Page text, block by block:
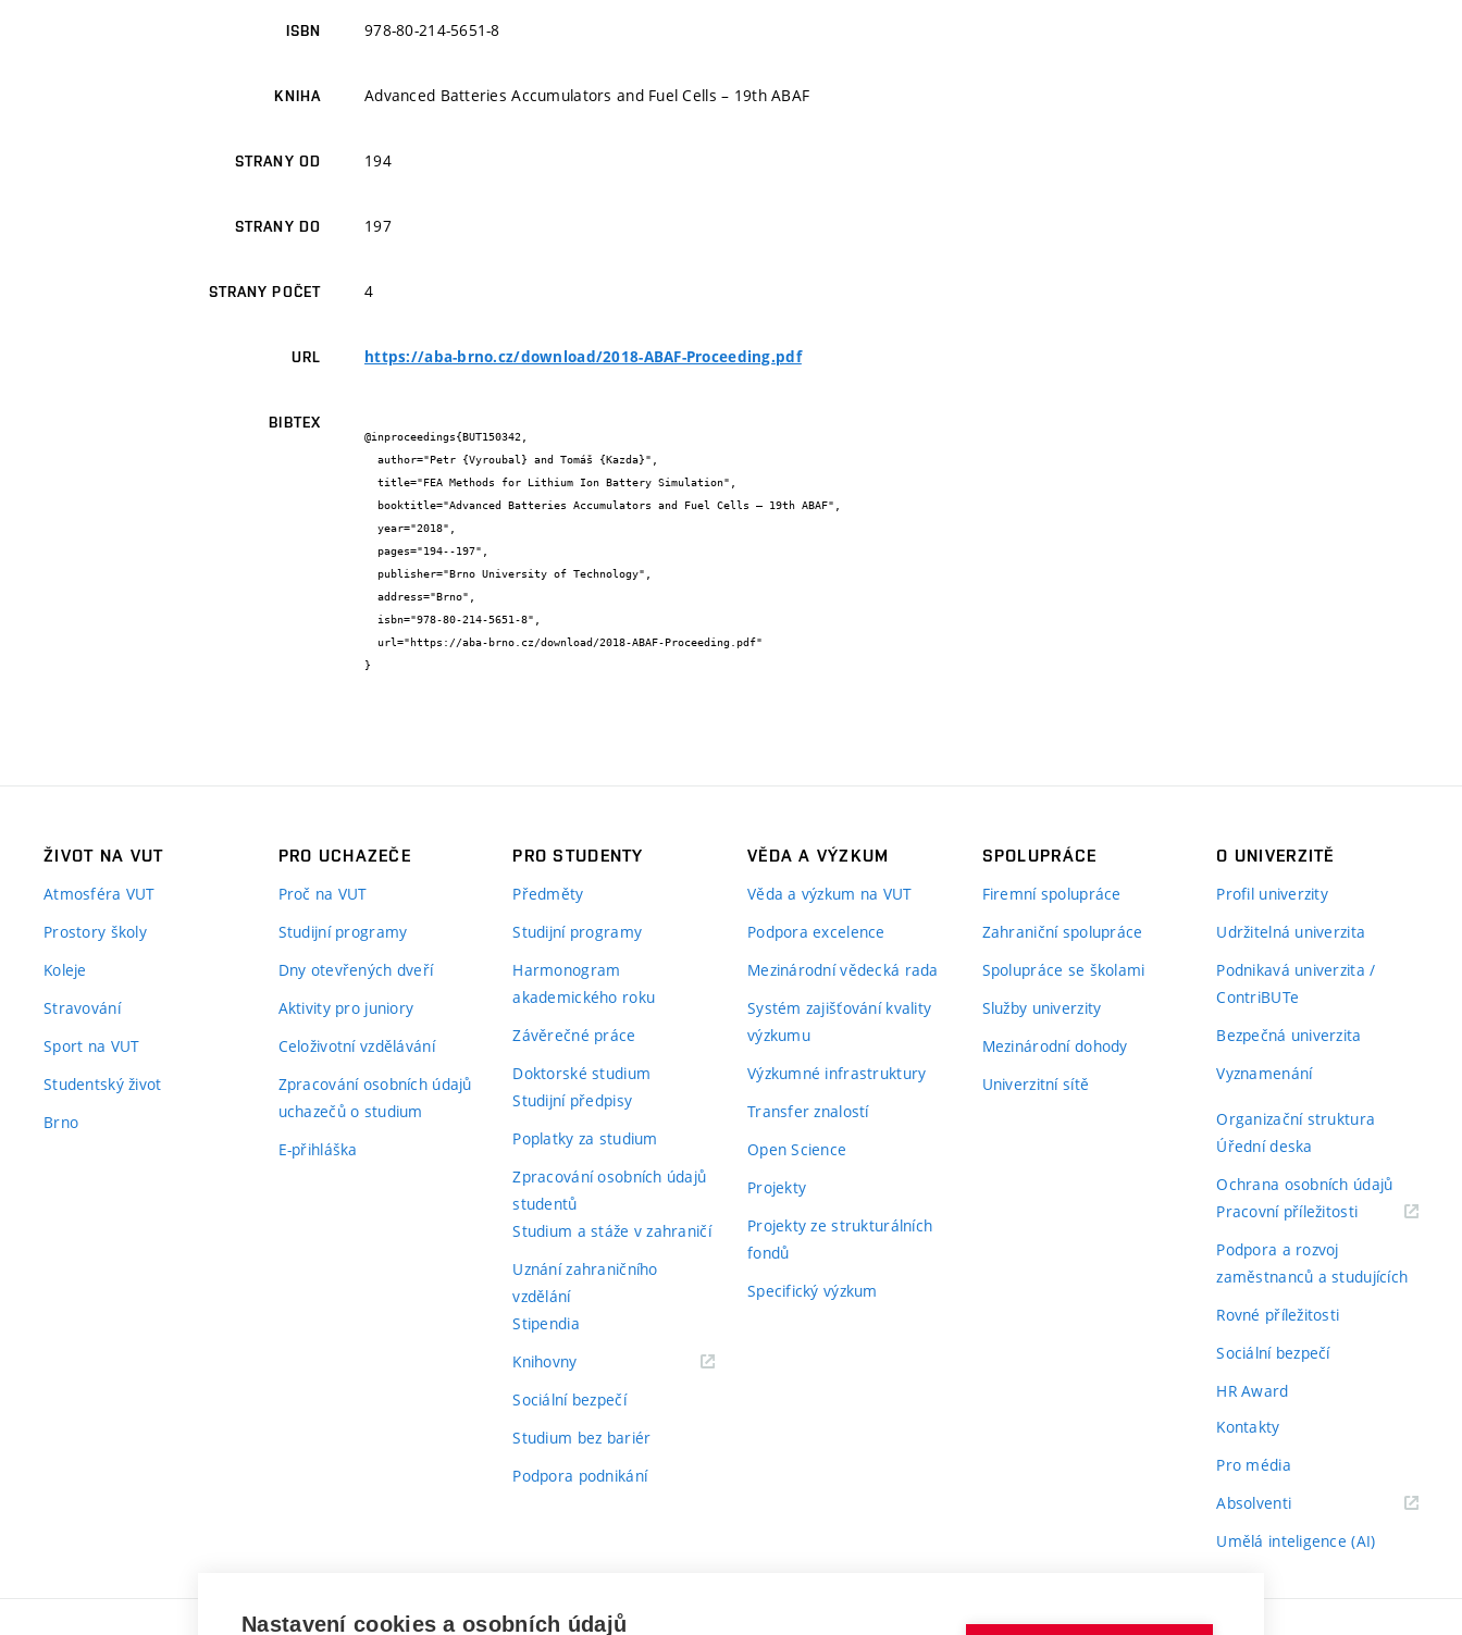
ISBN 978-80-214-5651-8
KNIHA Advanced Batteries Accumulators and Fuel Cells – 19th ABAF
STRANY OD 194
STRANY DO 197
STRANY POČET 4
URL https://aba-brno.cz/download/2018-ABAF-Proceeding.pdf
BIBTEX
@inproceedings{BUT150342,
}
ŽIVOT NA VUT
Atmosféra VUT
Prostory školy
Koleje
Stravování
Sport na VUT
Studentský život
Brno
PRO UCHAZEČE
Proč na VUT
Studijní programy
Dny otevřených dveří
Aktivity pro juniory
Celoživotní vzdělávání
Zpracování osobních údajů
uchazečů o studium
E-přihláška
PRO STUDENTY
Předměty
Studijní programy
Harmonogram
akademického roku
Závěrečné práce
Doktorské studium
Studijní předpisy
Poplatky za studium
Zpracování osobních údajů
studentů
Studium a stáže v zahraničí
Uznání zahraničního
vzdělání
Stipendia
Knihovny(externí
Sociální bezpečí
Studium bez bariér
Podpora podnikání
VĚDA A VÝZKUM
Věda a výzkum na VUT
Podpora excelence
Mezinárodní vědecká rada
Systém zajišťování kvality
výzkumu
Výzkumné infrastruktury
Transfer znalostí
Open Science
Projekty
Projekty ze strukturálních
fondů
Specifický výzkum
SPOLUPRÁCE
Firemní spolupráce
Zahraniční spolupráce
Spolupráce se školami
Služby univerzity
Mezinárodní dohody
Univerzitní sítě
O UNIVERZITĚ
Profil univerzity
Udržitelná univerzita
Podnikavá univerzita /
ContriBUTe
Bezpečná univerzita
Vyznamenání
Organizační struktura
Úřední deska
Ochrana osobních údajů
Pracovní příležitosti(externí
Podpora a rozvoj
zaměstnanců a studujících
Rovné příležitosti
Sociální bezpečí
HR Award
Kontakty
Pro média
Absolventi(externí
Umělá inteligence (AI)
Nastavení cookies a osobních údajů